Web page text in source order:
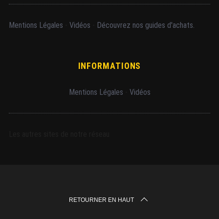
Mentions Légales Vidéos Découvrez nos guides d'achats.
INFORMATIONS
Mentions Légales Vidéos
RETOURNER EN HAUT